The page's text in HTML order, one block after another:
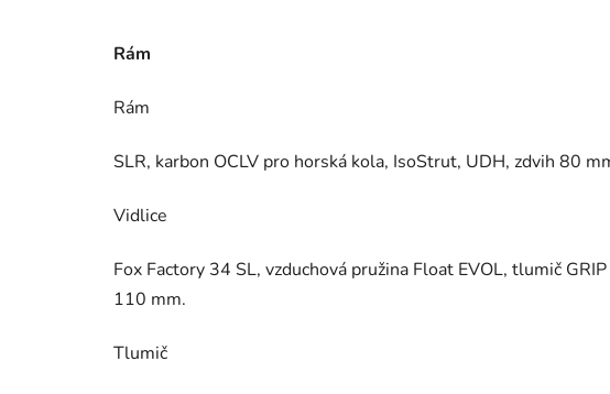
Rám
Rám
SLR, karbon OCLV pro horská kola, IsoStrut, UDH, zdvih 80
Vidlice
Fox Factory 34 SL, vzduchová pružina Float EVOL, tlumič
110 mm.
Tlumič